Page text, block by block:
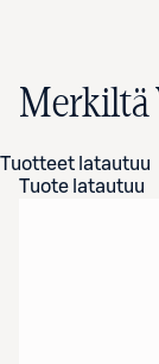
Merkiltä
Tuotteet latautuu
Tuote latautuu